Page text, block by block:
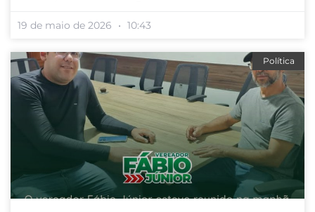
19 de maio de 2026 10:43
Política